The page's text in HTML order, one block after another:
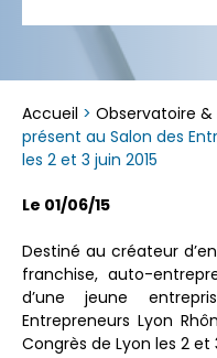
Accueil > Observatoire &
présent au Salon des
les 2 et 3 juin 2015
Le 01/06/15
Destiné au créateur
franchise, auto-
d’une jeune
Entrepreneurs Lyon
Congrès de Lyon les 2 et